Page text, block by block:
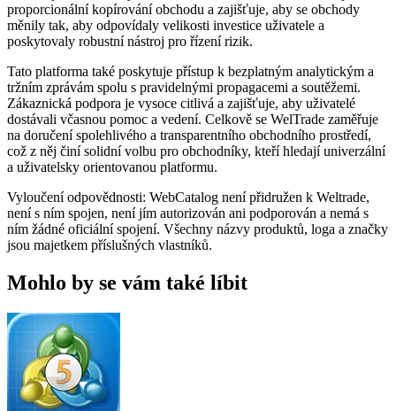
proporcionální kopírování obchodu a zajišťuje, aby se obchody
měnily tak, aby odpovídaly velikosti investice uživatele a
poskytovaly robustní nástroj pro řízení rizik.
Tato platforma také poskytuje přístup k bezplatným analytickým a
tržním zprávám spolu s pravidelnými propagacemi a soutěžemi.
Zákaznická podpora je vysoce citlivá a zajišťuje, aby uživatelé
dostávali včasnou pomoc a vedení. Celkově se WelTrade zaměřuje
na doručení spolehlivého a transparentního obchodního prostředí,
což z něj činí solidní volbu pro obchodníky, kteří hledají univerzální
a uživatelsky orientovanou platformu.
Vyloučení odpovědnosti: WebCatalog není přidružen k Weltrade,
není s ním spojen, není jím autorizován ani podporován a nemá s
ním žádné oficiální spojení. Všechny názvy produktů, loga a značky
jsou majetkem příslušných vlastníků.
Mohlo by se vám také líbit